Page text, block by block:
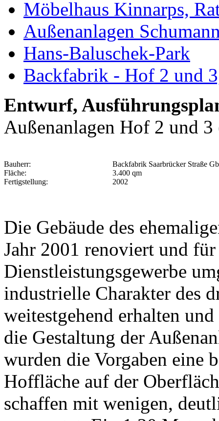
Möbelhaus Kinnarps,
Außenanlagen
Hans-Baluschek-Park
Backfabrik - Hof 2 und
Entwurf,
Außenanlagen Hof 2 und
Bauherr:
Backfabrik Saarbrücker Straße
Fläche:
3.400 qm
Fertigstellung:
2002
Die Gebäude des
Jahr 2001 renoviert und
Dienstleistungsgewerbe
industrielle Charakter des
weitestgehend erhalten
die Gestaltung der
wurden die Vorgaben eine
Hoffläche auf der
schaffen mit wenigen,